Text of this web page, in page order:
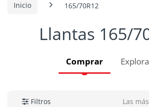
Inicio 165/70R12
Llantas 165/
Comprar
Filtros Las